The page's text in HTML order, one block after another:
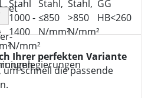
Ihrer perfekten Variante
um schnell die passende